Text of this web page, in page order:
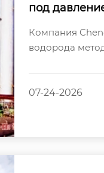
под
Компания
водорода
07-24-2026